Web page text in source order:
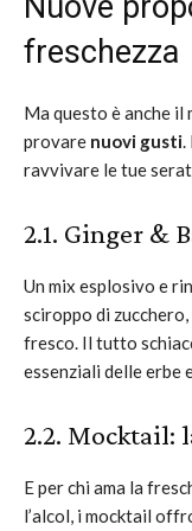
freschezza
Ma questo è anche il
provare nuovi gusti.
ravvivare le tue
2.1. Ginger &
Un mix esplosivo e
sciroppo di
fresco. Il tutto
essenziali delle erbe
2.2. Mocktail:
E per chi ama la
l’alcol, i mocktail